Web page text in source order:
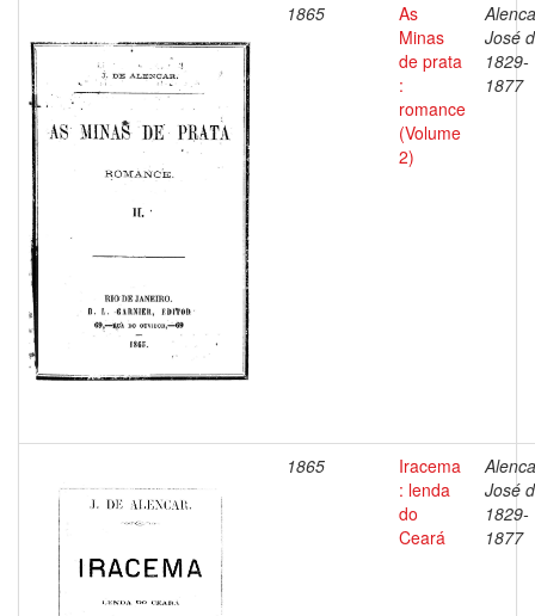
1865
As
Minas
de prata
:
romance
(Volume
2)
José
1829-
1877
1865
Iracema
: lenda
do
Ceará
José
1829-
1877